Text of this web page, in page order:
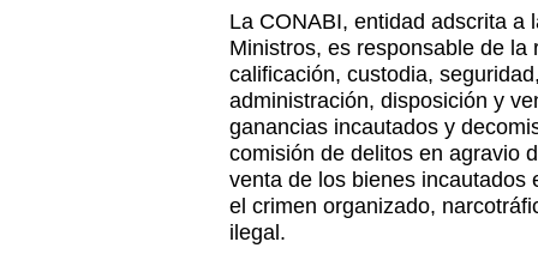
La CONABI, entidad adscrita a
Ministros, es responsable de la
calificación, custodia,
administración, disposición y
ganancias incautados y
comisión de delitos en agravio
venta de los bienes incautados
el crimen organizado,
ilegal.